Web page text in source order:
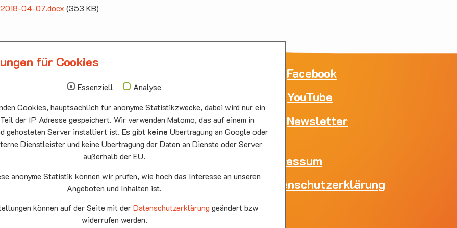
04-07.docx (353 KB)
Hallbergmoos
Hallbergmoos
0811/98709
0811/9598823
eG
Sonntag
Auferstehungskirc
he Neufahrn
Montag
15.00 - 17.00
10.08
Neufahrn
Mittwoch
20.00 Offenes
Facebook
YouTube
Newsletter
Impressum
Datenschutzerklärung
für Cookies
Essenziell
Analyse
Cookies, hauptsächlich für anonyme Statistikzwecke, dabei wird nur ein
der IP Adresse gespeichert. Wir verwenden Matomo, das auf einem in
gehosteten Server installiert ist. Es gibt keine Übertragung an Google oder
Dienstleister und keine Übertragung der Daten an Dienste oder Server
außerhalb der EU.
anonyme Statistik können wir prüfen, wie hoch das Interesse an unseren
Angeboten und Inhalten ist.
können auf der Seite mit derDatenschutzerklärung geändert bzw
widerrufen werden.